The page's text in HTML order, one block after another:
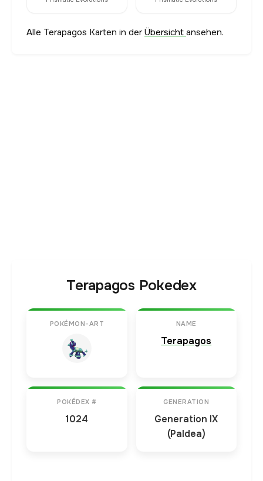
Alle Terapagos Karten in derÜbersicht ansehen.
Terapagos Pokedex
POKÉMON-ART NAME
Terapagos
POKÉDEX #
1024
GENERATION
Generation IX
(Paldea)